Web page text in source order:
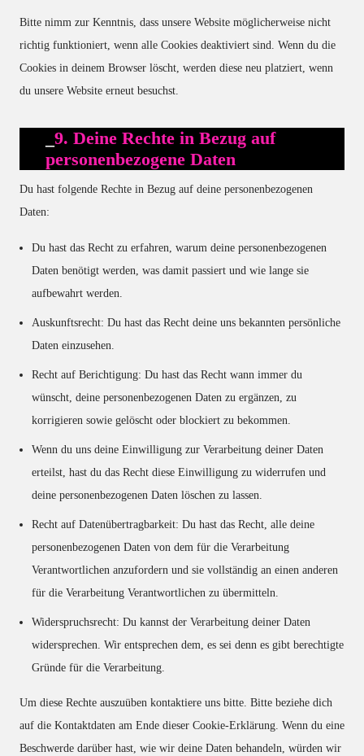
Bitte nimm zur Kenntnis, dass unsere Website möglicherweise nicht
richtig funktioniert, wenn alle Cookies deaktiviert sind. Wenn du die
Cookies in deinem Browser löscht, werden diese neu platziert, wenn
du unsere Website erneut besuchst.
9. Deine Rechte in Bezug auf
personenbezogene Daten
Du hast folgende Rechte in Bezug auf deine personenbezogenen
Daten:
Du hast das Recht zu erfahren, warum deine personenbezogenen
Daten benötigt werden, was damit passiert und wie lange sie
aufbewahrt werden.
Auskunftsrecht: Du hast das Recht deine uns bekannten persönliche
Daten einzusehen.
Recht auf Berichtigung: Du hast das Recht wann immer du
wünscht, deine personenbezogenen Daten zu ergänzen, zu
korrigieren sowie gelöscht oder blockiert zu bekommen.
Wenn du uns deine Einwilligung zur Verarbeitung deiner Daten
erteilst, hast du das Recht diese Einwilligung zu widerrufen und
deine personenbezogenen Daten löschen zu lassen.
Recht auf Datenübertragbarkeit: Du hast das Recht, alle deine
personenbezogenen Daten von dem für die Verarbeitung
Verantwortlichen anzufordern und sie vollständig an einen anderen
für die Verarbeitung Verantwortlichen zu übermitteln.
Widerspruchsrecht: Du kannst der Verarbeitung deiner Daten
widersprechen. Wir entsprechen dem, es sei denn es gibt berechtigte
Gründe für die Verarbeitung.
Um diese Rechte auszuüben kontaktiere uns bitte. Bitte beziehe dich
auf die Kontaktdaten am Ende dieser Cookie-Erklärung. Wenn du eine
Beschwerde darüber hast, wie wir deine Daten behandeln, würden wir